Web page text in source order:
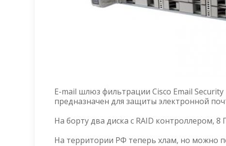
E-mail шлюз фильтрации Cisco Email
предназначен для защиты электронной
На борту два диска с RAID контроллером, 8
На территории РФ теперь хлам, но можно